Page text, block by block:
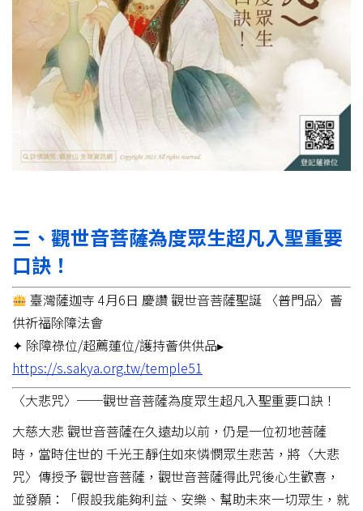
三、觀世音菩薩為度眾生超凡入聖重要
口訣！
臺灣薩迦寺 4月6日 慶讚 觀世音菩薩聖誕 〈普門品〉薈
供祈福除障法會
✦ 除障祿位/超薦蓮位/護持薈供供品▸
https://s.sakya.org.tw/temple51
〈大悲咒〉──觀世音菩薩為度眾生超凡入聖重要口訣！
大慈大悲 觀世音菩薩在久遠劫以前，仍是一位初地菩薩
時，當時住世的 千光王靜住如來憐憫眾生悲苦，將〈大悲
咒〉傳授予 觀世音菩薩，觀世音菩薩得此咒後心生歡喜，
並發願：「假設我能夠利益、安樂、幫助未來一切眾生，就